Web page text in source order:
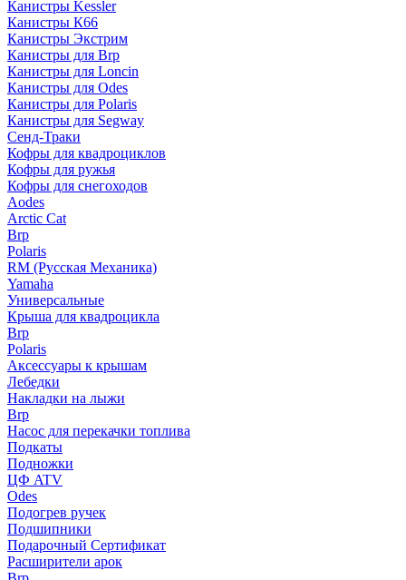
Канистры Kessler
Канистры К66
Канистры Экстрим
Канистры для Brp
Канистры для Loncin
Канистры для Odes
Канистры для Polaris
Канистры для Segway
Сенд-Траки
Кофры для квадроциклов
Кофры для ружья
Кофры для снегоходов
Aodes
Arctic Cat
Brp
Polaris
RM (Русская Механика)
Yamaha
Универсальные
Крыша для квадроцикла
Brp
Polaris
Аксессуары к крышам
Лебедки
Накладки на лыжи
Brp
Насос для перекачки топлива
Подкаты
Подножки
ЦФ ATV
Odes
Подогрев ручек
Подшипники
Подарочный Сертификат
Расширители арок